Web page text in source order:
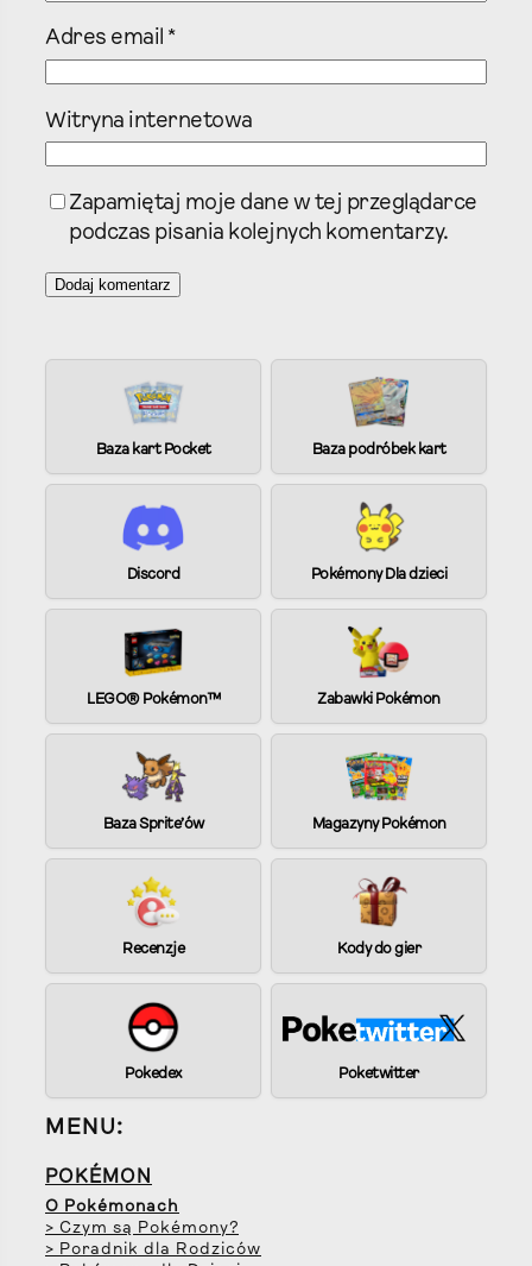
Adres email *
Witryna internetowa
Zapamiętaj moje dane w tej przeglądarce
podczas pisania kolejnych komentarzy.
l
n
v
Baza kart Pocket Baza podróbek kart
Discord Pokémony Dla dzieci
LEGO® Pokémon™ Zabawki Pokémon
Baza Sprite’ów Magazyny Pokémon
Recenzje Kody do gier
Pokedex Poketwitter
MENU:
POKÉMON
O Pokémonach
> Czym są Pokémony?
> Poradnik dla Rodziców